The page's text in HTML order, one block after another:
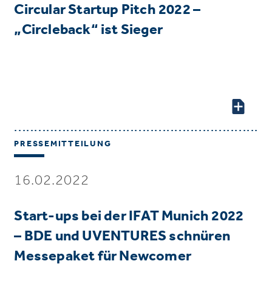
Circular Startup Pitch 2022 –
„Circleback“ ist Sieger
PRESSEMITTEILUNG
16.02.2022
Start-ups bei der IFAT Munich 2022
– BDE und UVENTURES schnüren
Messepaket für Newcomer